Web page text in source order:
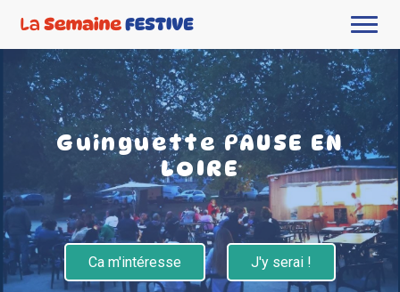
Guinguette PAUSE EN
LOIRE
Ca m'intéresse J'y serai !